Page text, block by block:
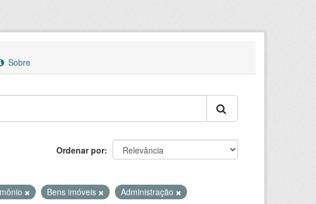
Sobre
Ordenar por
Bens imóveis Administração